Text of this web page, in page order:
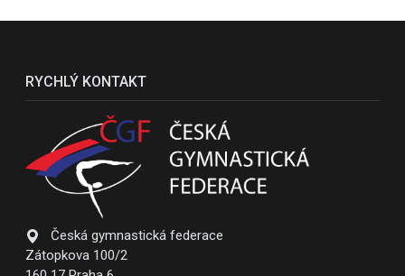
RYCHLÝ KONTAKT
Česká gymnastická federace
Zátopkova 100/2